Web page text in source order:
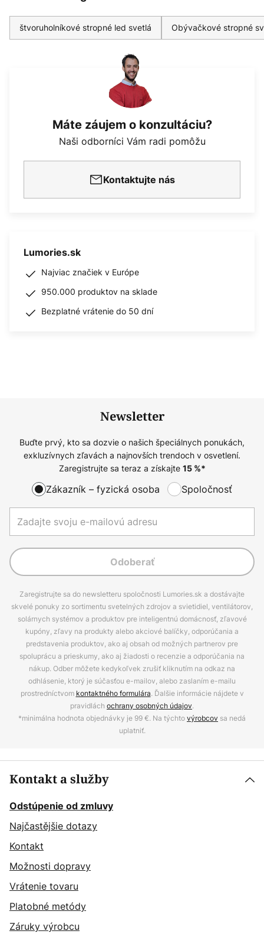
štvoruholníkové stropné led svetlá Obývačkové stropné
Máte záujem o konzultáciu?
Naši odborníci Vám radi pomôžu
Kontaktujte nás
Lumories.sk
Najviac značiek v Európe
950.000 produktov na sklade
Bezplatné vrátenie do 50 dní
Newsletter
Buďte prvý, kto sa dozvie o našich špeciálnych ponukách,
exkluzívnych zľavách a najnovších trendoch v osvetlení.
Zaregistrujte sa teraz a získajte 15%*
Zákazník – fyzická osoba Spoločnosť
Odoberať
Zaregistrujte sa do newsletteru spoločnosti Lumories.sk a dostávajte
skvelé ponuky zo sortimentu svetelných zdrojov a svietidiel, ventilátorov,
solárnych systémov a produktov pre inteligentnú domácnosť, zľavové
kupóny, zľavy na produkty alebo akciové balíčky, odporúčania a
predstavenia produktov, ako aj obsah od možných partnerov pre
spoluprácu a prieskumy, ako aj žiadosti o recenzie a odporúčania na
nákup. Odber môžete kedykoľvek zrušiť kliknutím na odkaz na
odhlásenie, ktorý je súčasťou e-mailov, alebo zaslaním e-mailu
prostredníctvom kontaktného formulára. Ďalšie informácie nájdete v
pravidlách ochrany osobných údajov.
*minimálna hodnota objednávky je 99 €. Na týchtovýrobcov sa nedá
uplatniť.
Kontakt a služby
Odstúpenie od zmluvy
Najčastějšie dotazy
Kontakt
Možnosti dopravy
Vrátenie tovaru
Platobné metódy
Záruky výrobcu